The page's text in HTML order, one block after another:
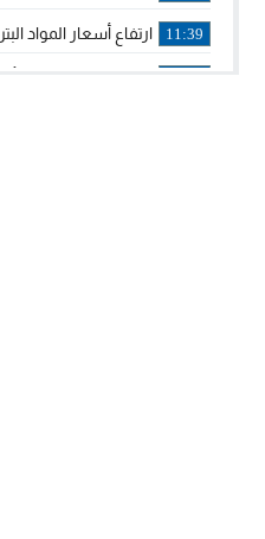
11:39 ارتفاع أسعار المواد